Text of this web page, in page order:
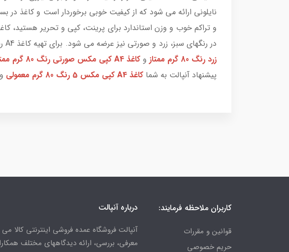
نایلونی ارائه می شود که از کیفیت خوبی برخوردار است و کاغذ در
در رنگهای سبز، زرد و صورتی نیز عرضه می شود. برای تهیه کاغذ A4 رنگی 80 گرمی در رنگهای دیگر،
زرد رنگ 80 گرم ممتاز
وکاغذ A4 کپی مکس صورتی رنگ 80 گرم ممتاز
پیشنهاد آنپالت به شما کاغذ A4 کپی مکس 5 رنگ 80 گرم معمولی و
کاربران ملاحظه فرمایند:
قوانین و مقررات
حریم خصوصی
درباره آنپالت
آنپالت فروشگاه عمده فروشی اینترنتی کالا
معرفی، بررسی، ارائه دیدگاههای مختلف